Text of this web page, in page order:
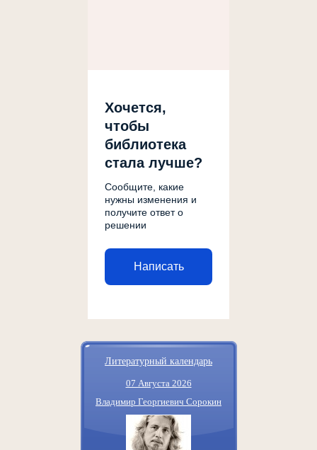
Хочется,
чтобы
библиотека
стала лучше?
Сообщите, какие
нужны изменения и
получите ответ о
решении
Написать
Литературный календарь
07 Августа 2026
Владимир Георгиевич Сорокин